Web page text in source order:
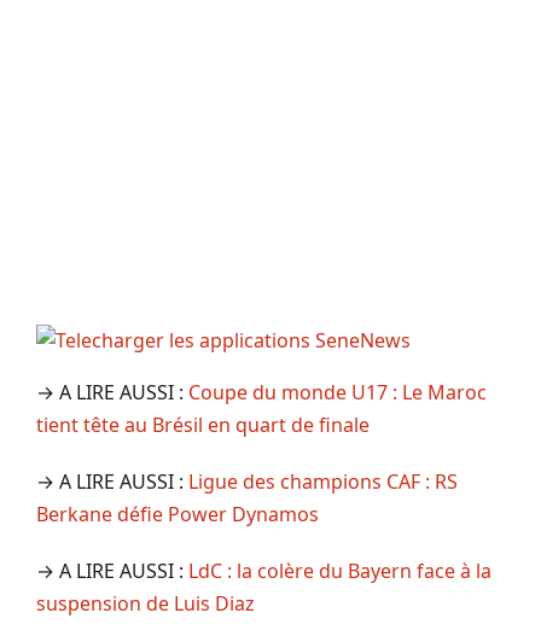
→ A LIRE AUSSI : Coupe du monde U17 : Le Maroc
tient tête au Brésil en quart de finale
→ A LIRE AUSSI : Ligue des champions CAF : RS
Berkane défie Power Dynamos
→ A LIRE AUSSI : LdC : la colère du Bayern face à la
suspension de Luis Diaz